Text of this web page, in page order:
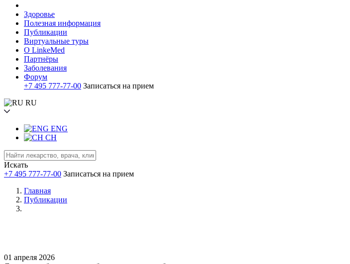
Здоровье
Полезная информация
Публикации
Виртуальные туры
О LinkeMed
Партнёры
Заболевания
Форум
+7 495 777-77-00 Записаться на прием
RU
ENG
CH
Искать
+7 495 777-77-00 Записаться на прием
Главная
Публикации
01 апреля 2026